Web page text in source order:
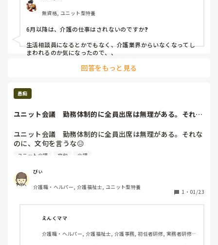
感じました。
家庭の事情に加え、日々の業務や職員との人間関係にも疲
れ、辞めることを決意した介護の仕事ですが、久しぶりにこ
の仕事をしてきた事を誇らしく感じましたし、ターミナルケ
アに関わったこの数日間はユニット職員同士の会話も増え、
色々な事がありましたが、一年間今のユニットのメンバーで
やってこれた事が本当に良かったと思います。
そして、同時に申し訳ない気持ちでいっぱいです。
約10年間携わってきたこの仕事とお別れするのは今では切な
く感じていますが、残り3ヶ月くいの残らないようやってい
無資格, ユニット型特養
6月以降は、介護の仕事はされないのですか❓
生活相談員になるとかでもなく、介護業界からいなくなってし
回答をもっと見る
愚痴
ユニット会議　勤務体制的に全員出席は無理がある。それな
ユニット会議　勤務体制的に全員出席は無理がある。それな
のに、文句を言うな😑
わざとあなたを外しているわけじゃないのにさ😑
ておかしくない？！それしたら、あんたが上やって仕切って
よ😑
ユニット会議 文句 会議
びぃ
介護職・ヘルパー, 介護福祉士, ユニット型特養
1 ・ 01/23
えんくママ
介護職・ヘルパー, 介護福祉士, 介護事務, 初任者研修, 実務者研修,